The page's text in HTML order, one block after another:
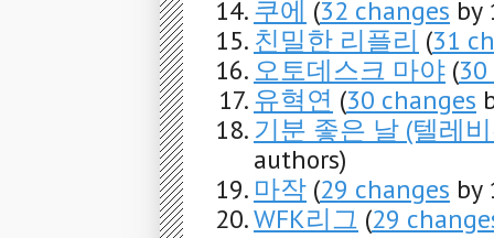
쿠에 (32 changes by
친밀한 리플리 (31
오토데스크 마야 (
유혁연 (30 changes
기분 좋은 날 (텔레
authors)
마작 (29 changes by
WFK리그 (29